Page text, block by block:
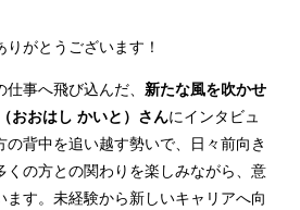
がとうございます！
事へ飛び込んだ、 新たな風を吹かせ
おおはし かいと）さんにインタビュ
の背中を追い越す勢いで、日々前向き
くの方との関わりを楽しみながら、意
ます。未経験から新しいキャリアへ向